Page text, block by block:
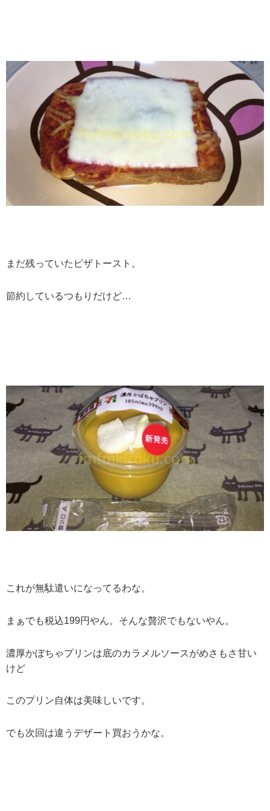
まだ残っていたピザトースト。
節約しているつもりだけど…
これが無駄遣いになってるわな。
まぁでも税込199円やん。そんな贅沢でもないやん。
濃厚かぼちゃプリンは底のカラメルソースがめさもさ甘い
けど
このプリン自体は美味しいです。
でも次回は違うデザート買おうかな。